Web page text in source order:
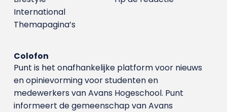
International
Themapagina’s
Colofon
Punt is het onafhankelijke platform voor nieuws
en opinievorming voor studenten en
medewerkers van Avans Hoge­school. Punt
informeert de gemeenschap van Avans